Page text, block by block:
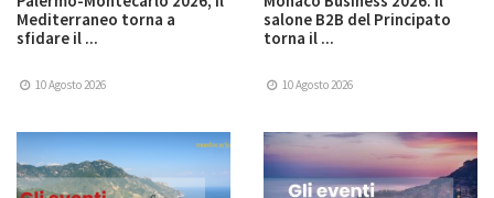
Mediterraneo torna a
sfidare il ...
10 Agosto 2026
salone B2B del Principato
torna il ...
10 Agosto 2026